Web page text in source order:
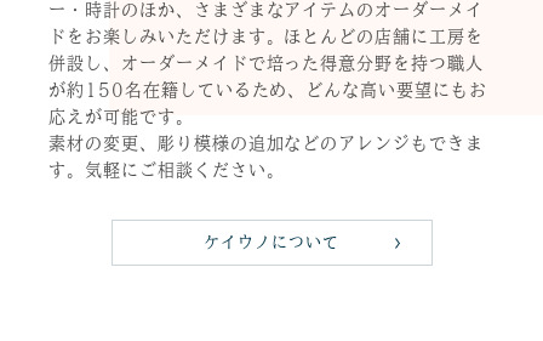
ー・時計のほか、さまざまなアイテムのオーダーメイ
ドをお楽しみいただけます。ほとんどの店舗に工房を
併設し、オーダーメイドで培った得意分野を持つ職人
が約150名在籍しているため、どんな高い要望にもお
応えが可能です。
素材の変更、彫り模様の追加などのアレンジもできま
す。気軽にご相談ください。
ケイウノについて